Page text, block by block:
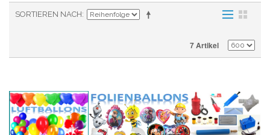
SORTIEREN NACH
7 Artikel